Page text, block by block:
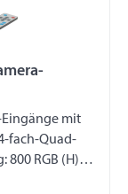
Eingänge mit
fach-Quad-
RGB (H) x